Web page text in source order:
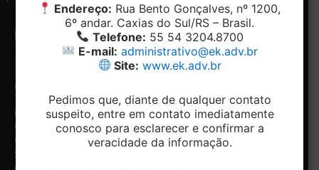
ENDEREÇO
Gonçalves,
1200, 5º e
6º andar -
Centro.
Caxias do
Sul/RS
CONTATO
Telefone:
+ 55 54-
Email:
contato@ek.adv.br
NAVEGAÇÃO
Home
Conheça
Escritório
Nossos
diferenciais
Especialidades
REDES
SOCIAIS
Endereço: Rua Bento Gonçalves, nº 1200,
6º andar. Caxias do Sul/RS – Brasil.
Telefone: 55 54 3204.8700
E-mail: administrativo@ek.adv.br
Site: www.ek.adv.br
Pedimos que, diante de qualquer contato
suspeito, entre em contato imediatamente
conosco para esclarecer e confirmar a
veracidade da informação.